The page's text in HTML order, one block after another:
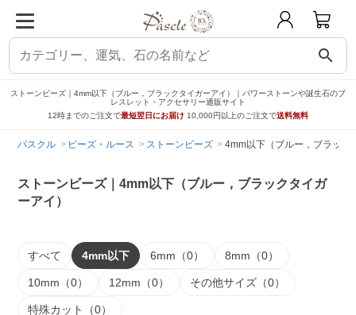
search
ストーンビーズ｜4mm以下（ブルー，ブラックタイガーアイ）｜パワーストーンや誕生石のブ
レスレット・アクセサリー通販サイト
12時までのご注文で最短翌日にお届け 10,000円以上のご注文で送料無料
パスクル ビーズ・ルース ストーンビーズ 4mm以下（ブルー，ブラック
ストーンビーズ｜4mm以下（ブルー，ブラックタイガ
ーアイ）
すべて 4mm以下 6mm（0） 8mm（0）
10mm（0） 12mm（0） その他サイズ（0）
特殊カット（0）